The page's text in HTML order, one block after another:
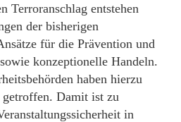
Terroranschlag entstehen
der bisherigen
für die Prävention und
konzeptionelle Handeln.
haben hierzu
getroffen. Damit ist zu
in